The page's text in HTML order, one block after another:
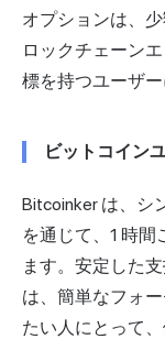
オプションは、
ロックチェーン
標を持つユーザー
ビットコイン
Bitcoinker は、シ
を通じて、1 時
ます。安定した
は、簡単なフォ
たい人にとって